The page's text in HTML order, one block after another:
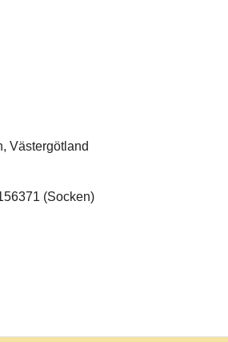
Västergötland
(Socken)